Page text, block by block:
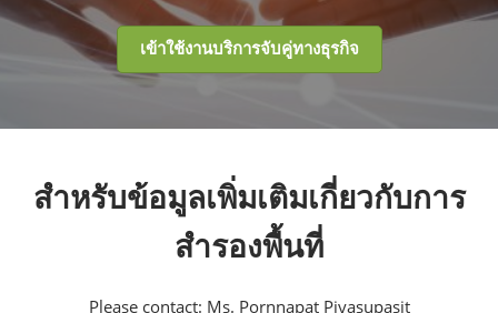
เข้าใช้งานบริการจับคู่ทางธุรกิจ
สำหรับข้อมูลเพิ่มเติมเกี่ยวกับการ
สำรองพื้นที่
Please contact: Ms. Pornnapat Piyasupasit